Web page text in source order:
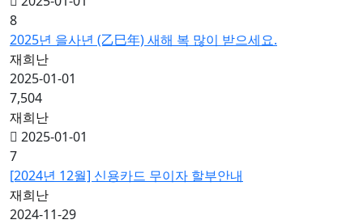
8
2025년 을사년 (乙巳年) 새해 복 많이 받으세요.
재희난
2025-01-01
7,504
재희난
2025-01-01
7
[2024년 12월] 신용카드 무이자 할부안내
재희난
2024-11-29